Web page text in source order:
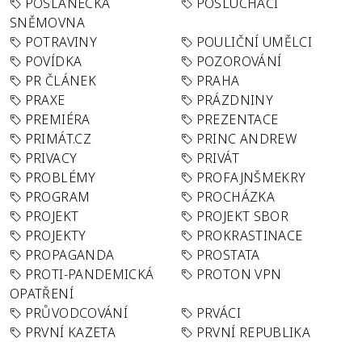
SNĚMOVNA
POTRAVINY
POULIČNÍ UMĚLCI
POVÍDKA
POZOROVÁNÍ
PR ČLÁNEK
PRAHA
PRAXE
PRÁZDNINY
PREMIÉRA
PREZENTACE
PRIMÁT.CZ
PRINC ANDREW
PRIVACY
PRIVÁT
PROBLÉMY
PROFAJNŠMEKRY
PROGRAM
PROCHÁZKA
PROJEKT
PROJEKT SBOR
PROJEKTY
PROKRASTINACE
PROPAGANDA
PROSTATA
PROTI-PANDEMICKÁ
OPATŘENÍ
PROTON VPN
PRŮVODCOVÁNÍ
PRVÁCI
PRVNÍ KAZETA
PRVNÍ REPUBLIKA